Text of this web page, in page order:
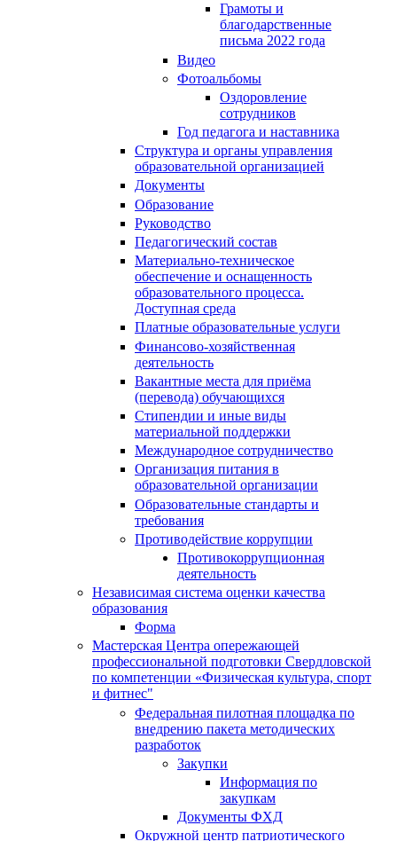
Грамоты и
благодарственные
письма 2022 года
Видео
Фотоальбомы
Оздоровление
сотрудников
Год педагога и наставника
Структура и органы управления
образовательной организацией
Документы
Образование
Руководство
Педагогический состав
Материально-техническое
обеспечение и оснащенность
образовательного процесса.
Доступная среда
Платные образовательные услуги
Финансово-хозяйственная
деятельность
Вакантные места для приёма
(перевода) обучающихся
Стипендии и иные виды
материальной поддержки
Международное сотрудничество
Организация питания в
образовательной организации
Образовательные стандарты и
требования
Противодействие коррупции
Противокоррупционная
деятельность
Независимая система оценки качества
образования
Форма
Мастерская Центра опережающей
профессиональной подготовки Свердловской
по компетенции «Физическая культура, спорт
и фитнес"
Федеральная пилотная площадка по
внедрению пакета методических
разработок
Закупки
Информация по
закупкам
Документы ФХД
Окружной центр патриотического